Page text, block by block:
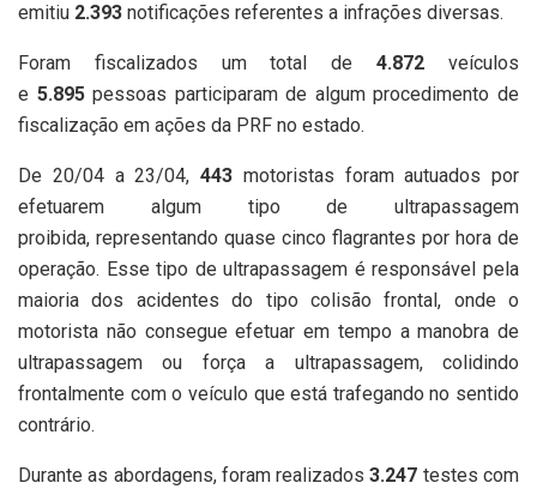
emitiu 2.393 notificações referentes a infrações diversas.
Foram fiscalizados um total de4.872 veículos
e 5.895pessoas participaram de algum procedimento de
fiscalização em ações da PRF no estado.
De 20/04 a 23/04, 443 motoristas foram autuados por
efetuarem algum tipo de ultrapassagem
proibida, representando quase cinco flagrantes por hora de
operação. Esse tipo de ultrapassagem é responsável pela
maioria dos acidentes do tipo colisão frontal, onde o
motorista não consegue efetuar em tempo a manobra de
ultrapassagem ou força a ultrapassagem, colidindo
frontalmente com o veículo que está trafegando no sentido
contrário.
Durante as abordagens, foram realizados3.247 testes com